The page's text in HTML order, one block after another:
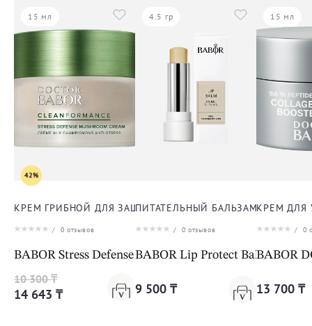
15 мл
42%
КРЕМ ГРИБНОЙ ДЛЯ ЗАЩИТЫ ОТ СТРЕССА ДЛЯ ЛИЦА
/ 0 отзывов
BABOR Stress Defense Mushroom Cream
10 300 ₸
14 643 ₸
4.5 гр
ПИТАТЕЛЬНЫЙ БАЛЬЗАМ ДЛЯ ГУБ
/ 0 отзывов
BABOR Lip Protect Balm
9 500 ₸
15 мл
КРЕМ ДЛЯ
/ 0
BABOR
13 700 ₸